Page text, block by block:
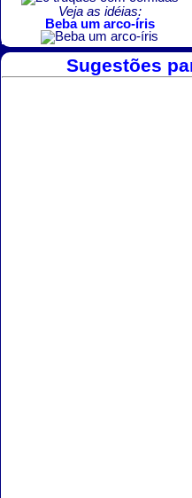
Veja as idéias:
Beba um arco-íris
Sugestões